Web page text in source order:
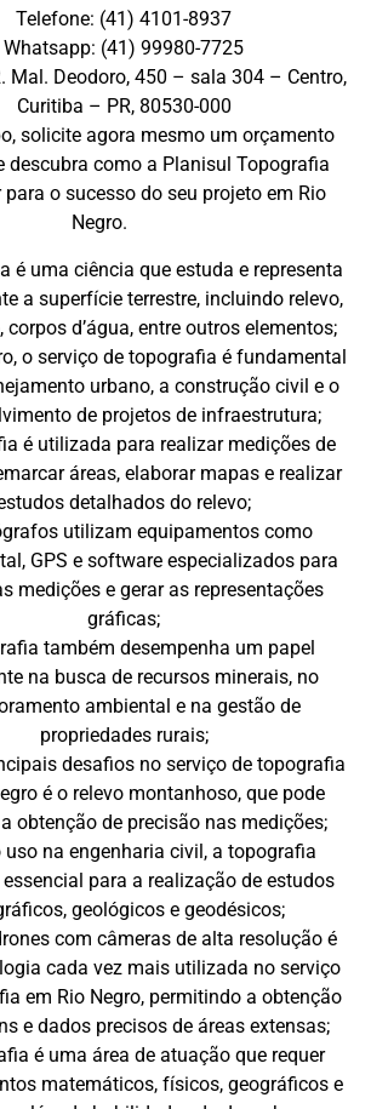
Telefone: (41) 4101-8937
Whatsapp: (41) 99980-7725
Mal. Deodoro, 450 – sala 304 – Centro,
Curitiba – PR, 80530-000
solicite agora mesmo um orçamento
descubra como a Planisul Topografia
o sucesso do seu projeto em Rio
Negro.
é uma ciência que estuda e representa
a superfície terrestre, incluindo relevo,
corpos d’água, entre outros elementos;
o serviço de topografia é fundamental
urbano, a construção civil e o
de projetos de infraestrutura;
é utilizada para realizar medições de
áreas, elaborar mapas e realizar
detalhados do relevo;
utilizam equipamentos como
GPS e software especializados para
medições e gerar as representações
gráficas;
também desempenha um papel
na busca de recursos minerais, no
ambiental e na gestão de
propriedades rurais;
desafios no serviço de topografia
é o relevo montanhoso, que pode
obtenção de precisão nas medições;
uso na engenharia civil, a topografia
para a realização de estudos
geológicos e geodésicos;
com câmeras de alta resolução é
cada vez mais utilizada no serviço
em Rio Negro, permitindo a obtenção
e dados precisos de áreas extensas;
é uma área de atuação que requer
matemáticos, físicos, geográficos e